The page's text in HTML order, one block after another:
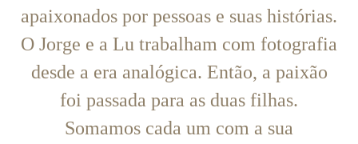
apaixonados por pessoas e suas histórias.
O Jorge e a Lu trabalham com fotografia
desde a era analógica. Então, a paixão
foi passada para as duas filhas.
Somamos cada um com a sua